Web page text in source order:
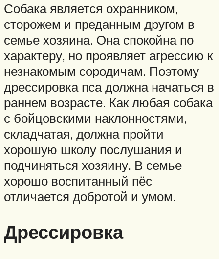
Собака является охранником,
сторожем и преданным другом в
семье хозяина. Она спокойна по
характеру, но проявляет агрессию к
незнакомым сородичам. Поэтому
дрессировка пса должна начаться в
раннем возрасте. Как любая собака
с бойцовскими наклонностями,
складчатая, должна пройти
хорошую школу послушания и
подчиняться хозяину. В семье
хорошо воспитанный пёс
отличается добротой и умом.
Дрессировка